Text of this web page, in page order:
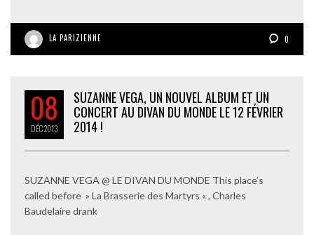
LA PARIZIENNE 0
08
DÉC2013
SUZANNE VEGA, UN NOUVEL ALBUM ET UN
CONCERT AU DIVAN DU MONDE LE 12 FÉVRIER
2014 !
SUZANNE VEGA @ LE DIVAN DU MONDE This place’s
called before » La Brasserie des Martyrs « , Charles
Baudelaire drank